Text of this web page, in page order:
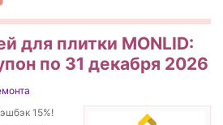
для плитки MONLID:
по 31 декабря 2026
15%!